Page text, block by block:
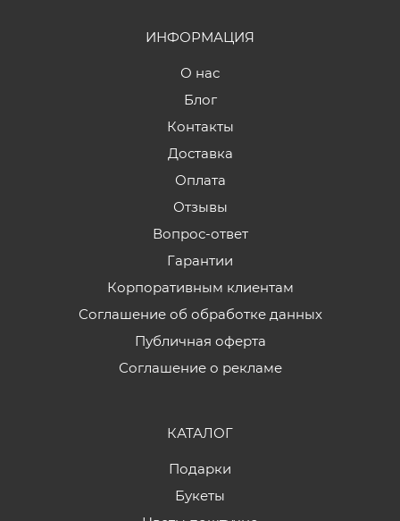
ИНФОРМАЦИЯ
О нас
Блог
Контакты
Доставка
Оплата
Отзывы
Вопрос-ответ
Гарантии
Корпоративным клиентам
Соглашение об обработке данных
Публичная оферта
Соглашение о рекламе
КАТАЛОГ
Подарки
Букеты